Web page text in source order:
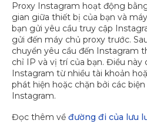
Proxy Instagram hoạt động
gian giữa thiết bị của bạn và
bạn gửi yêu cầu truy cập
gửi đến máy chủ proxy trước.
chuyển yêu cầu đến Instagram
chỉ IP và vị trí của bạn. Điều này
Instagram từ nhiều tài khoản
phát hiện hoặc chặn bởi các
Instagram.
Đọc thêm về đường đi của lưu